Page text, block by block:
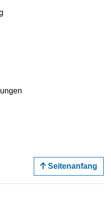
Seitenanfang